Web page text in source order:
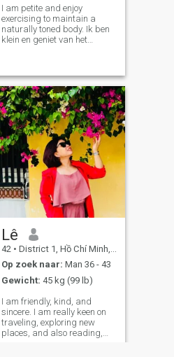
I am petite and enjoy
exercising to maintain a
naturally toned body. Ik ben
klein en geniet van het
woont meestal bij mij. Ik
geniet van buitenactiviteiten
en ben blij om mensen met
vergelijkbare interesses te
ontmoeten. Ik ben op zoek
naar iemand die ethisch is,
heeft een goed karakter, is
hardwerkend, en positief.
Lê
42 • District 1, Hồ Chí Minh, Vietnam
Op zoek naar: Man 36 - 43
Gewicht: 45 kg (99 lb)
I am friendly, kind, and
sincere. I am really keen on
traveling, exploring new
places, and also reading,